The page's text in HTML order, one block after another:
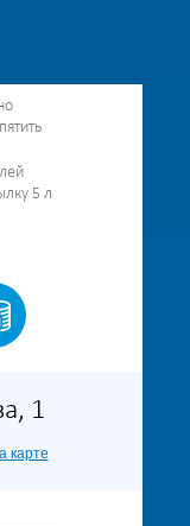
5 л
1
карте